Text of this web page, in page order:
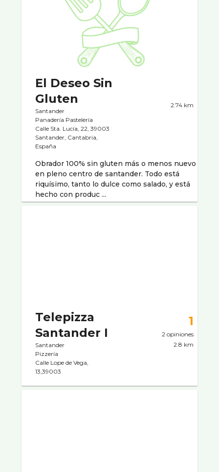
El Deseo Sin
Gluten
Santander
Panaderí­a Pastelerí­a
Calle Sta. Lucía, 22, 39003
Santander, Cantabria,
España
2.74 km
Obrador 100% sin gluten más o menos nuevo
en pleno centro de santander. Todo está
riquísimo, tanto lo dulce como salado, y está
hecho con produc ...
Telepizza
Santander I
Santander
Pizzerí­a
Calle Lope de Vega,
13,39003
1
2 opiniones
2.8 km